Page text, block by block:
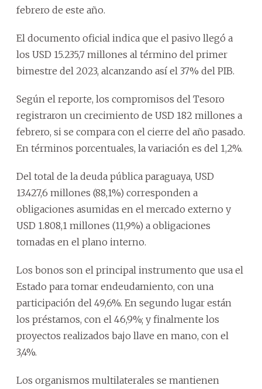
febrero de este año.
El documento oficial indica que el pasivo llegó a
los USD 15.235,7 millones al término del primer
bimestre del 2023, alcanzando así el 37% del PIB.
Según el reporte, los compromisos del Tesoro
registraron un crecimiento de USD 182 millones a
febrero, si se compara con el cierre del año pasado.
En términos porcentuales, la variación es del 1,2%.
Del total de la deuda pública paraguaya, USD
13.427,6 millones (88,1%) corresponden a
obligaciones asumidas en el mercado externo y
USD 1.808,1 millones (11,9%) a obligaciones
tomadas en el plano interno.
Los bonos son el principal instrumento que usa el
Estado para tomar endeudamiento, con una
participación del 49,6%. En segundo lugar están
los préstamos, con el 46,9%; y finalmente los
proyectos realizados bajo llave en mano, con el
3,4%.
Los organismos multilaterales se mantienen